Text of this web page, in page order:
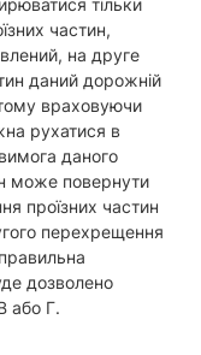
тільки
частин,
на друге
даний дорожній
враховуючи
рухатися в
даного
може повернути
проїзних частин
перехрещення
дозволено
або Г.